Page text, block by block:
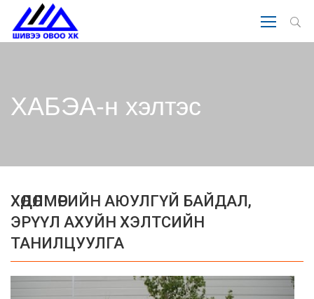
ХАБЭА-н хэлтэс
ХӨДӨЛМӨРИЙН АЮУЛГҮЙ БАЙДАЛ,
ЭРҮҮЛ АХУЙН ХЭЛТСИЙН
ТАНИЛЦУУЛГА